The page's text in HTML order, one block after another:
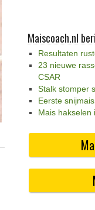
Maiscoach.nl
Resultaten
23 nieuwe
CSAR
Stalk stomper
Eerste
Mais hakselen